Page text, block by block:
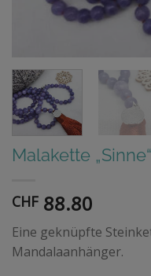
Malakette „Sinne“
CHF 88.80
Eine geknüpfte
Mandalaanhänger.